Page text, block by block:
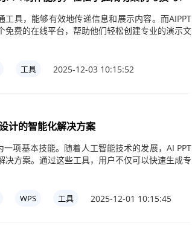
工具，能够有效地传递信息和展示内容。而AIPPT
费的在线平台，帮助他们轻松创建专业的演示文
工具 2025-12-03 10:15:52
计的智能化解决方案
项基本技能。随着人工智能技术的发展，AI PPT
决方案。通过这些工具，用户不仅可以快速生成专
WPS 工具 2025-12-01 10:15:45